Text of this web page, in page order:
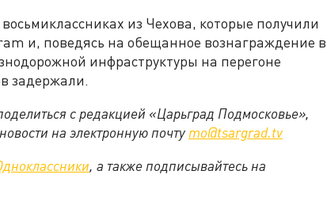
восьмиклассниках из Чехова, которые получили
и, поведясь на обещанное вознаграждение в
инфраструктуры на перегоне
задержали.
с редакцией «Царьград Подмосковье»,
на электронную почту mo@tsargrad.tv
, а также подписывайтесь на